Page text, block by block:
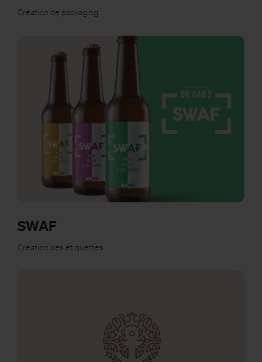
Création de packaging
SWAF
Création des étiquettes